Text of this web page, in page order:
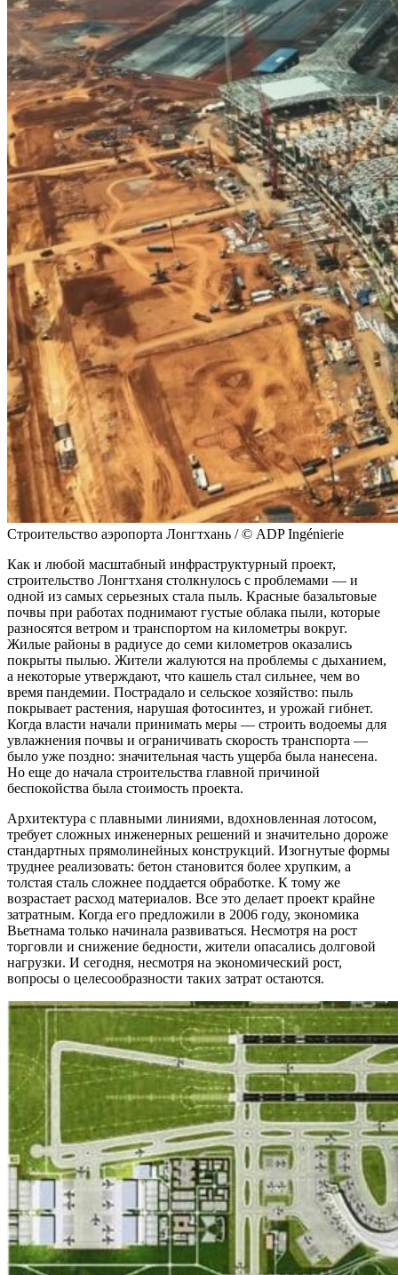
Строительство аэропорта Лонгтхань / © ADP Ingénierie
Как и любой масштабный инфраструктурный проект,
строительство Лонгтханя столкнулось с проблемами — и
одной из самых серьезных стала пыль. Красные базальтовые
почвы при работах поднимают густые облака пыли, которые
разносятся ветром и транспортом на километры вокруг.
Жилые районы в радиусе до семи километров оказались
покрыты пылью. Жители жалуются на проблемы с дыханием,
а некоторые утверждают, что кашель стал сильнее, чем во
время пандемии. Пострадало и сельское хозяйство: пыль
покрывает растения, нарушая фотосинтез, и урожай гибнет.
Когда власти начали принимать меры — строить водоемы для
увлажнения почвы и ограничивать скорость транспорта —
было уже поздно: значительная часть ущерба была нанесена.
Но еще до начала строительства главной причиной
беспокойства была стоимость проекта.
Архитектура с плавными линиями, вдохновленная лотосом,
требует сложных инженерных решений и значительно дороже
стандартных прямолинейных конструкций. Изогнутые формы
труднее реализовать: бетон становится более хрупким, а
толстая сталь сложнее поддается обработке. К тому же
возрастает расход материалов. Все это делает проект крайне
затратным. Когда его предложили в 2006 году, экономика
Вьетнама только начинала развиваться. Несмотря на рост
торговли и снижение бедности, жители опасались долговой
нагрузки. И сегодня, несмотря на экономический рост,
вопросы о целесообразности таких затрат остаются.